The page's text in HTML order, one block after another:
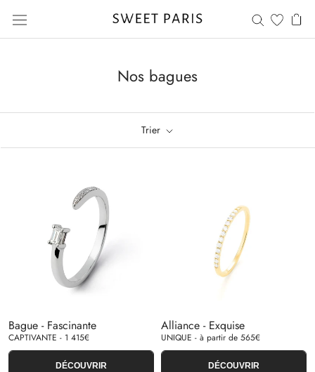
contenu
Nos bagues
Trier
Bague - Fascinante
CAPTIVANTE - 1 415€
DÉCOUVRIR
Alliance - Exquise
UNIQUE - à partir de 565€
DÉCOUVRIR